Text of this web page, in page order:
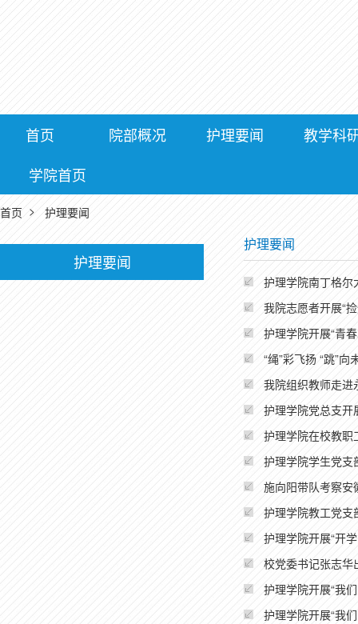
首页 院部概况 护理要闻
教学科
学院首页
首页 > 护理要闻
护理要闻
护理要闻
护理学院南丁格尔
我院志愿者开展“
护理学院开展“青
“绳”彩飞扬 “跳”
我院组织教师走进
护理学院党总支开
护理学院在校教职
护理学院学生党支
施向阳带队考察安
护理学院教工党支
护理学院开展“开
校党委书记张志华
护理学院开展“我
护理学院开展“我